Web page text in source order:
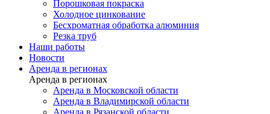
Порошковая покраска
Холодное цинкование
Бесхроматная обработка алюминия
Резка труб
Наши работы
Новости
Аренда в регионах
Аренда в регионах
Аренда в Московской области
Аренда в Владимирской области
Аренда в Рязанской области